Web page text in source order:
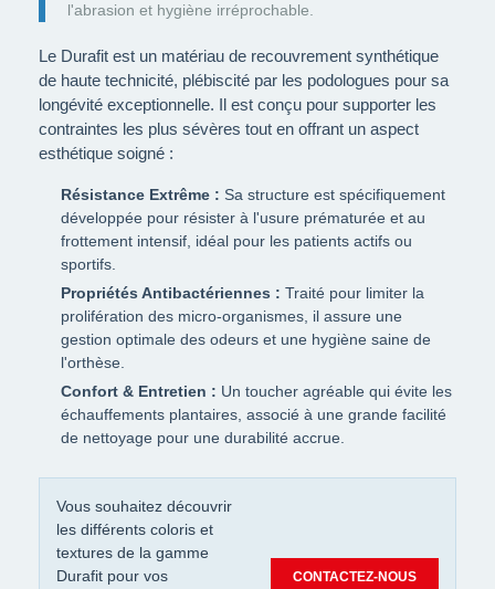
l'abrasion et hygiène irréprochable.
Le Durafit est un matériau de recouvrement synthétique
de haute technicité, plébiscité par les podologues pour sa
longévité exceptionnelle. Il est conçu pour supporter les
contraintes les plus sévères tout en offrant un aspect
esthétique soigné :
Résistance Extrême : Sa structure est spécifiquement
développée pour résister à l'usure prématurée et au
frottement intensif, idéal pour les patients actifs ou
sportifs.
Propriétés Antibactériennes : Traité pour limiter la
prolifération des micro-organismes, il assure une
gestion optimale des odeurs et une hygiène saine de
l'orthèse.
Confort & Entretien : Un toucher agréable qui évite les
échauffements plantaires, associé à une grande facilité
de nettoyage pour une durabilité accrue.
Vous souhaitez découvrir
les différents coloris et
textures de la gamme
Durafit pour vos
CONTACTEZ-NOUS